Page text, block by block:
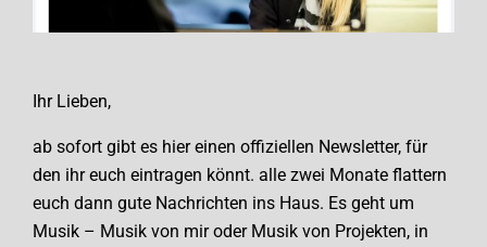
Ihr Lieben,
ab sofort gibt es hier einen offiziellen Newsletter, für
den ihr euch eintragen könnt. alle zwei Monate flattern
euch dann gute Nachrichten ins Haus. Es geht um
Musik – Musik von mir oder Musik von Projekten, in